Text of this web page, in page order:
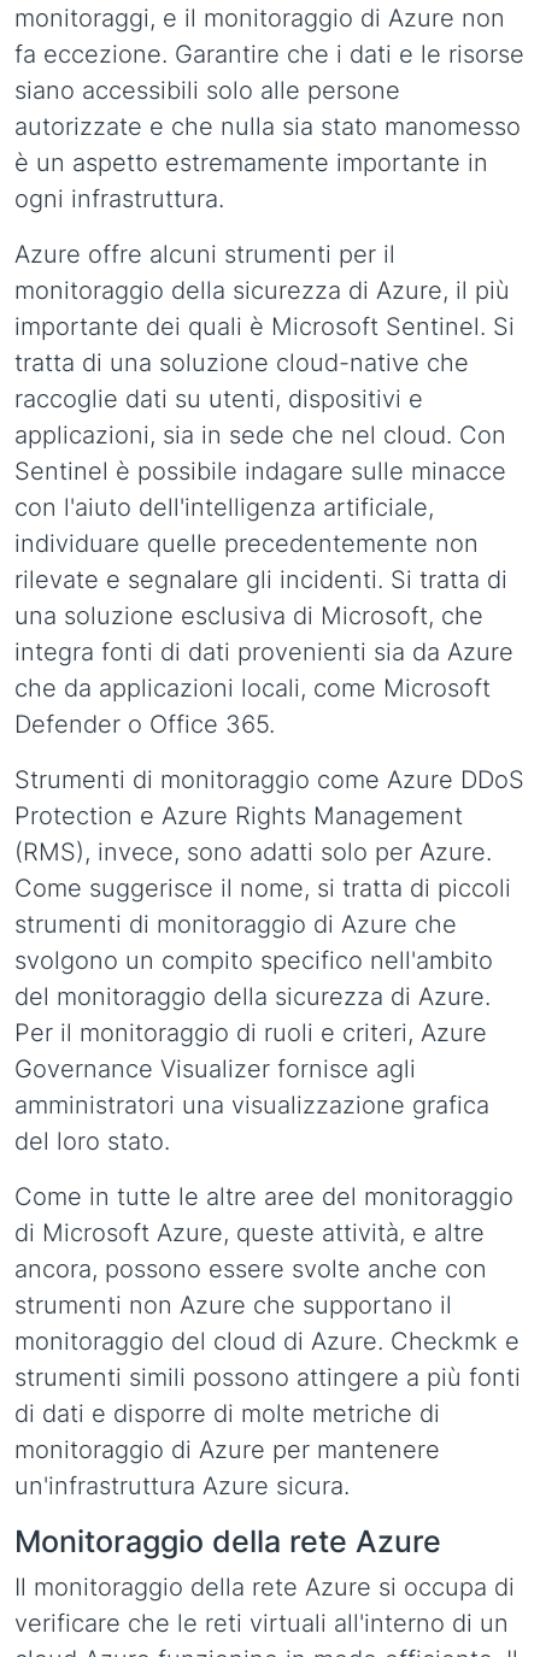
monitoraggi, e il monitoraggio di Azure non
fa eccezione. Garantire che i dati e le risorse
siano accessibili solo alle persone
autorizzate e che nulla sia stato manomesso
è un aspetto estremamente importante in
ogni infrastruttura.
Azure offre alcuni strumenti per il
monitoraggio della sicurezza di Azure, il più
importante dei quali è Microsoft Sentinel. Si
tratta di una soluzione cloud-native che
raccoglie dati su utenti, dispositivi e
applicazioni, sia in sede che nel cloud. Con
Sentinel è possibile indagare sulle minacce
con l'aiuto dell'intelligenza artificiale,
individuare quelle precedentemente non
rilevate e segnalare gli incidenti. Si tratta di
una soluzione esclusiva di Microsoft, che
integra fonti di dati provenienti sia da Azure
che da applicazioni locali, come Microsoft
Defender o Office 365.
Strumenti di monitoraggio come Azure DDoS
Protection e Azure Rights Management
(RMS), invece, sono adatti solo per Azure.
Come suggerisce il nome, si tratta di piccoli
strumenti di monitoraggio di Azure che
svolgono un compito specifico nell'ambito
del monitoraggio della sicurezza di Azure.
Per il monitoraggio di ruoli e criteri, Azure
Governance Visualizer fornisce agli
amministratori una visualizzazione grafica
del loro stato.
Come in tutte le altre aree del monitoraggio
di Microsoft Azure, queste attività, e altre
ancora, possono essere svolte anche con
strumenti non Azure che supportano il
monitoraggio del cloud di Azure. Checkmk e
strumenti simili possono attingere a più fonti
di dati e disporre di molte metriche di
monitoraggio di Azure per mantenere
un'infrastruttura Azure sicura.
Monitoraggio della rete Azure
Il monitoraggio della rete Azure si occupa di
verificare che le reti virtuali all'interno di un